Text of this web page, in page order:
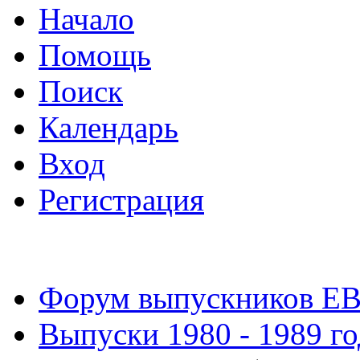
Начало
Помощь
Поиск
Календарь
Вход
Регистрация
Форум выпускников
Выпуски 1980 - 1989